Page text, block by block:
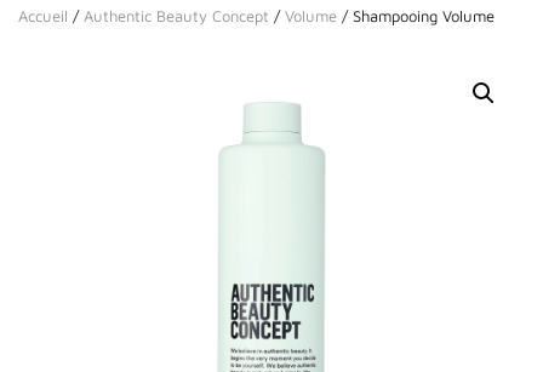
Accueil / Authentic Beauty Concept /Volume / Shampooing Volume